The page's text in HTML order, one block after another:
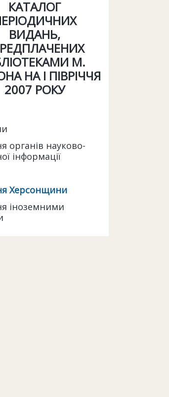
КАТАЛОГ
ВИДАНЬ,
М.
НА І ПІВРІЧЧЯ
2007 РОКУ
органів науково-
інформації
Херсонщини
іноземними